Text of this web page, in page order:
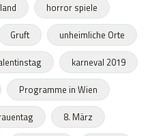
horror spiele
Gruft
unheimliche Orte
karneval 2019
Programme in Wien
8. März